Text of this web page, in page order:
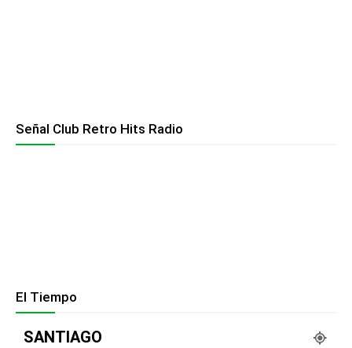
Señal Club Retro Hits Radio
El Tiempo
SANTIAGO